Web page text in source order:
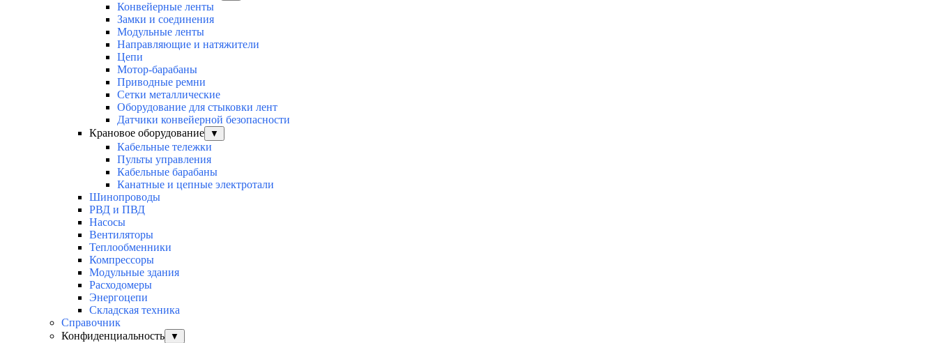
Конвейерные ленты
Замки и соединения
Модульные ленты
Направляющие и натяжители
Цепи
Мотор-барабаны
Приводные ремни
Сетки металлические
Оборудование для стыковки лент
Датчики конвейерной безопасности
Крановое оборудование
▼
Кабельные тележки
Пульты управления
Кабельные барабаны
Канатные и цепные электротали
Шинопроводы
РВД и ПВД
Насосы
Вентиляторы
Теплообменники
Компрессоры
Модульные здания
Расходомеры
Энергоцепи
Складская техника
Справочник
Конфиденциальность
▼